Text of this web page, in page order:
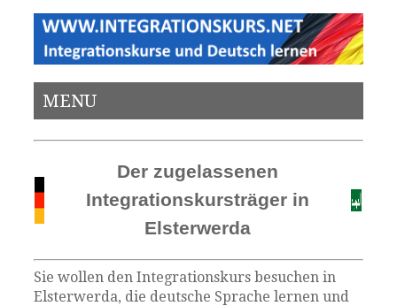
MENU
Der zugelassenen
Integrationskursträger in
Elsterwerda
Sie wollen den Integrationskurs besuchen in
Elsterwerda, die deutsche Sprache lernen und